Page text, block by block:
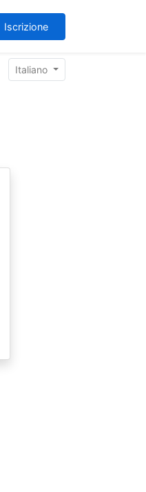
Iscrizione
Italiano